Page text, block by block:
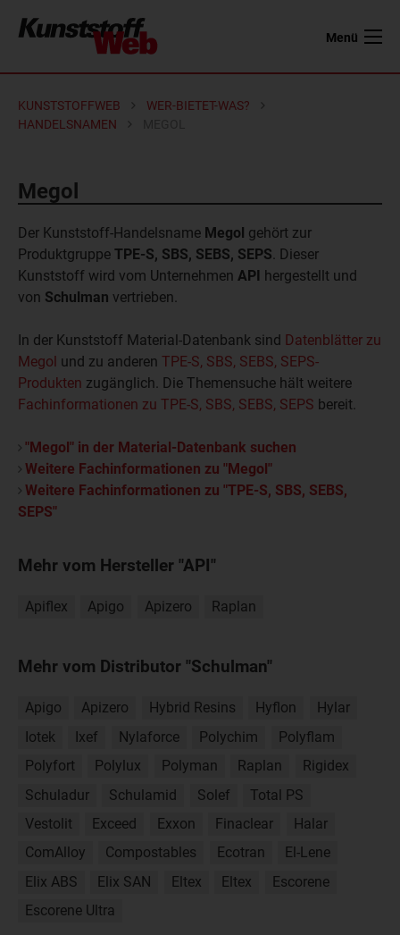
Menü
KUNSTSTOFFWEB
WER-BIETET-WAS?
HANDELSNAMEN
Megol
Der Kunststoff-Handelsname Megol gehört zur
Produktgruppe TPE-S, SBS, SEBS, SEPS. Dieser
Kunststoff wird vom Unternehmen API hergestellt und
von Schulman vertrieben.
In der Kunststoff Material-Datenbank sind Datenblätter zu
Megol und zu anderen TPE-S, SBS, SEBS, SEPS-
Produkten zugänglich. Die Themensuche hält weitere
Fachinformationen zu TPE-S, SBS, SEBS, SEPS bereit.
"Megol" in der Material-Datenbank suchen
Weitere Fachinformationen zu "Megol"
Weitere Fachinformationen zu "TPE-S, SBS, SEBS,
SEPS"
Mehr vom Hersteller "API"
Apiflex Apigo Apizero Raplan
Mehr vom Distributor "Schulman"
Apigo Apizero Hybrid Resins Hyflon
Hylar
Iotek
Ixef Nylaforce Polychim
Polyflam
Polyfort
Polylux Polyman Raplan
Rigidex
Schuladur
Schulamid Solef
Total PS
Vestolit
Exceed Exxon Finaclear
Halar
ComAlloy
Compostables Ecotran
El-Lene
Elix ABS
Elix SAN Eltex Eltex
Escorene
Escorene Ultra